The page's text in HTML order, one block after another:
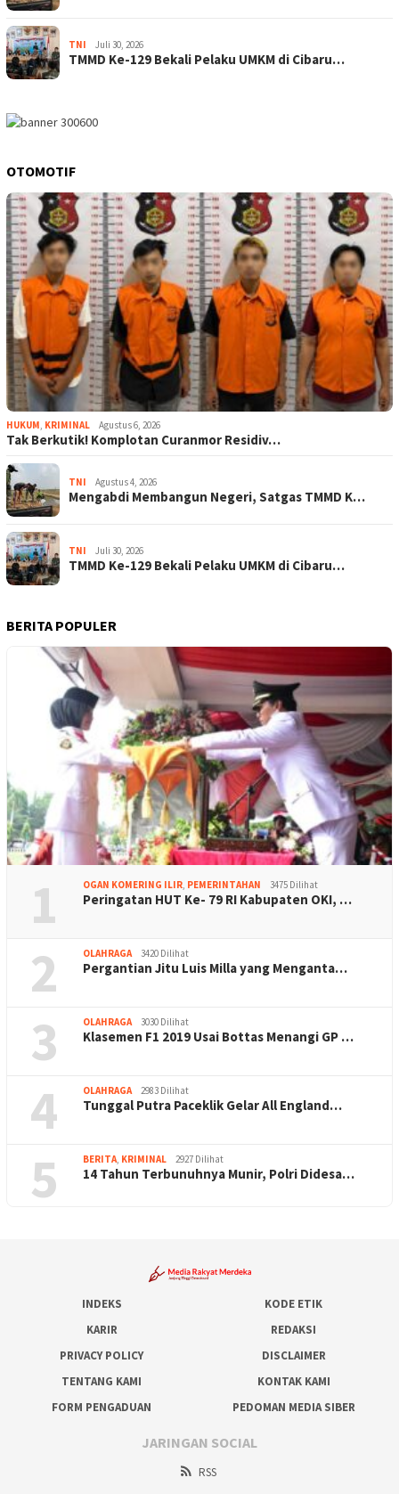
TNI Juli 30, 2026
TMMD Ke-129 Bekali Pelaku UMKM di Cibaru…
OTOMOTIF
HUKUM KRIMINAL Agustus 6, 2026
Tak Berkutik! Komplotan Curanmor Residiv…
TNI Agustus 4, 2026
Mengabdi Membangun Negeri, Satgas TMMD K…
TNI Juli 30, 2026
TMMD Ke-129 Bekali Pelaku UMKM di Cibaru…
BERITA POPULER
1 OGAN KOMERING ILIR, PEMERINTAHAN 3475 Dilihat
Peringatan HUT Ke- 79 RI Kabupaten OKI, …
2 OLAHRAGA 3420 Dilihat
Pergantian Jitu Luis Milla yang Menganta…
3 OLAHRAGA 3030 Dilihat
Klasemen F1 2019 Usai Bottas Menangi GP …
4 OLAHRAGA 2983 Dilihat
Tunggal Putra Paceklik Gelar All England…
5 BERITA, KRIMINAL 2927 Dilihat
14 Tahun Terbunuhnya Munir, Polri Didesa…
INDEKS
KODE ETIK
KARIR
REDAKSI
PRIVACY POLICY
DISCLAIMER
TENTANG KAMI
KONTAK KAMI
FORM PENGADUAN
PEDOMAN MEDIA SIBER
JARINGAN SOCIAL
RSS